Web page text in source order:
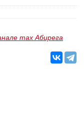
max Абирега